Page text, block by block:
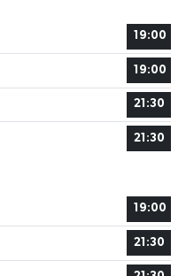
19:00
19:00
21:30
21:30
19:00
21:30